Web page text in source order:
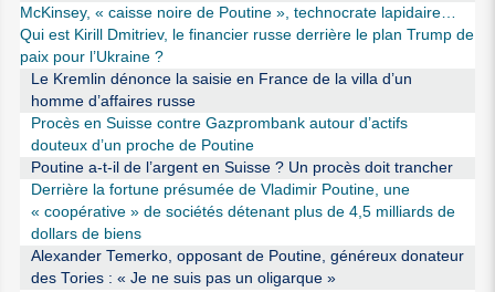
McKinsey, « caisse noire de Poutine », technocrate lapidaire…
Qui est Kirill Dmitriev, le financier russe derrière le plan Trump de
paix pour l’Ukraine ?
Le Kremlin dénonce la saisie en France de la villa d’un
homme d’affaires russe
Procès en Suisse contre Gazprombank autour d’actifs
douteux d’un proche de Poutine
Poutine a-t-il de l’argent en Suisse ? Un procès doit trancher
Derrière la fortune présumée de Vladimir Poutine, une
« coopérative » de sociétés détenant plus de 4,5 milliards de
dollars de biens
Alexander Temerko, opposant de Poutine, généreux donateur
des Tories : « Je ne suis pas un oligarque »